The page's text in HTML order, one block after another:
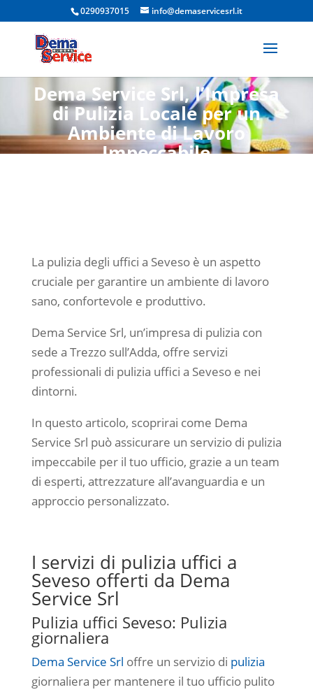
0290937015 info@demaservicesrl.it
Seveso
Dema Service Srl, l’Impresa
di Pulizia Locale per un
Ambiente di Lavoro
Impeccabile
La pulizia degli uffici a Seveso è un aspetto
cruciale per garantire un ambiente di lavoro
sano, confortevole e produttivo.
Dema Service Srl, un’impresa di pulizia con
sede a Trezzo sull’Adda, offre servizi
professionali di pulizia uffici a Seveso e nei
dintorni.
In questo articolo, scoprirai come Dema
Service Srl può assicurare un servizio di pulizia
impeccabile per il tuo ufficio, grazie a un team
di esperti, attrezzature all’avanguardia e un
approccio personalizzato.
I servizi di pulizia uffici a
Seveso offerti da Dema
Service Srl
Pulizia uffici Seveso: Pulizia
giornaliera
Dema Service Srl offre un servizio di pulizia
giornaliera per mantenere il tuo ufficio pulito